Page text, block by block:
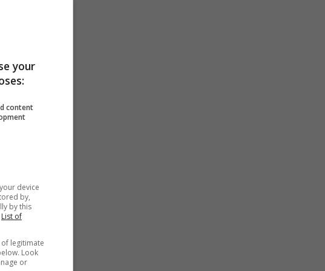
mai le
your
content
device
by,
by this
List of
legitimate
Look
or